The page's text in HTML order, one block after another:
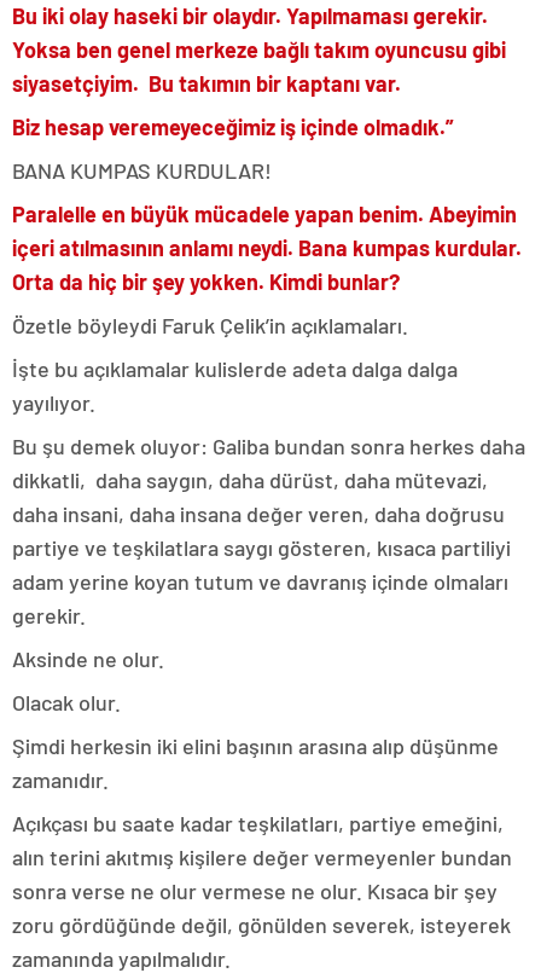
Bu iki olay haseki bir olaydır. Yapılmaması gerekir.
Yoksa ben genel merkeze bağlı takım oyuncusu gibi
siyasetçiyim. Bu takımın bir kaptanı var.
Biz hesap veremeyeceğimiz iş içinde olmadık.”
BANA KUMPAS KURDULAR!
Paralelle en büyük mücadele yapan benim. Abeyimin
içeri atılmasının anlamı neydi. Bana kumpas kurdular.
Orta da hiç bir şey yokken. Kimdi bunlar?
Özetle böyleydi Faruk Çelik’in açıklamaları.
İşte bu açıklamalar kulislerde adeta dalga dalga
yayılıyor.
Bu şu demek oluyor: Galiba bundan sonra herkes daha
dikkatli, daha saygın, daha dürüst, daha mütevazi,
daha insani, daha insana değer veren, daha doğrusu
partiye ve teşkilatlara saygı gösteren, kısaca partiliyi
adam yerine koyan tutum ve davranış içinde olmaları
gerekir.
Aksinde ne olur.
Olacak olur.
Şimdi herkesin iki elini başının arasına alıp düşünme
zamanıdır.
Açıkçası bu saate kadar teşkilatları, partiye emeğini,
alın terini akıtmış kişilere değer vermeyenler bundan
sonra verse ne olur vermese ne olur. Kısaca bir şey
zoru gördüğünde değil, gönülden severek, isteyerek
zamanında yapılmalıdır.